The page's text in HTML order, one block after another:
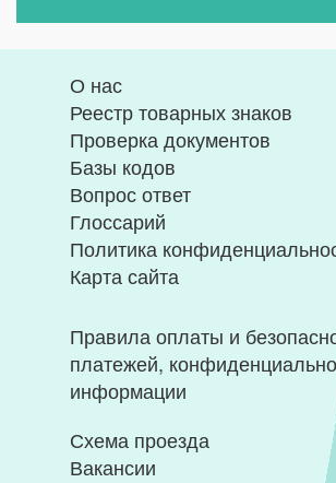
О нас
Реестр товарных знаков
Проверка документов
Базы кодов
Вопрос ответ
Глоссарий
Политика
Карта сайта
Правила оплаты и
платежей,
информации
Схема проезда
Вакансии